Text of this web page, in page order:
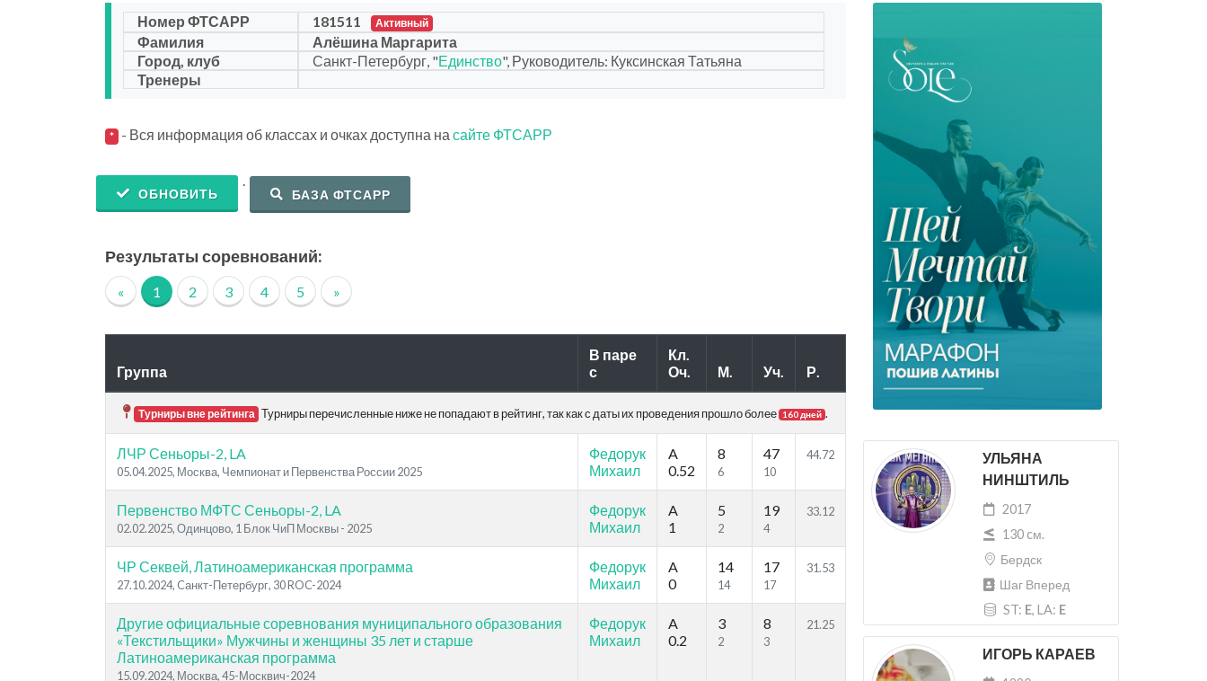
УЛЬЯНА
НИНШТИЛЬ
2017
130 cм.
Бердск
Шаг Вперед
ST: E, LA: E
ИГОРЬ КАРАЕВ
Номер ФТСАРР 181511 Активный
Фамилия
Алёшина Маргарита
Город, клуб
Санкт-Петербург, "Единство", Руководитель: Куксинская Татьяна
Тренеры
* - Вся информация об классах и очках доступна на сайте ФТСАРР
ОБНОВИТЬ
.
БАЗА ФТСАРР
Результаты соревнований:
« 1 2 3 4 5 »
Группа
В паре
с
Кл.
Оч.
М. Уч. Р.
Турниры вне рейтинга Турниры перечисленные ниже не попадают в рейтинг, так как с даты их проведения прошло более 160 дней .
ЛЧР Сеньоры-2, LA
05.04.2025, Москва, Чемпионат и Первенства России 2025
Федорук
Михаил
A
0.52
8
6
47
10
44.72
Первенство МФТС Сеньоры-2, LA
02.02.2025, Одинцово, 1 Блок ЧиП Москвы - 2025
Федорук
Михаил
A
1
5
2
19
4
33.12
ЧР Секвей, Латиноамериканская программа
27.10.2024, Cанкт-Петербург, 30 ROC-2024
Федорук
Михаил
A
0
14
14
17
17
31.53
Другие официальные соревнования муниципального образования
«Текстильщики» Мужчины и женщины 35 лет и старше
Латиноамериканская программа
15.09.2024, Москва, 45-Москвич-2024
Федорук
Михаил
A
0.2
3
2
8
3
21.25